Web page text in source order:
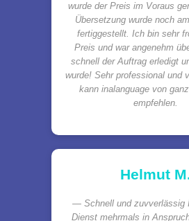
wurde der Preis im Voraus
Übersetzung wurde noch
fertiggestellt. Ich bin sehr
Preis und war angenehm
schnell der Auftrag erledigt
wurde! Sehr professional und
kann inalanguage von
empfehlen.
Helmut
Schnell und zuvverlässig
Dienst mehrmals in